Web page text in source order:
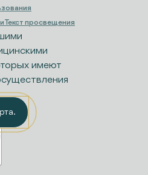
Текст просвещения
имеют